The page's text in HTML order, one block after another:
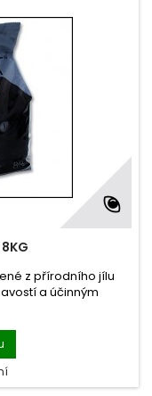
z přírodního jílu
a účinným